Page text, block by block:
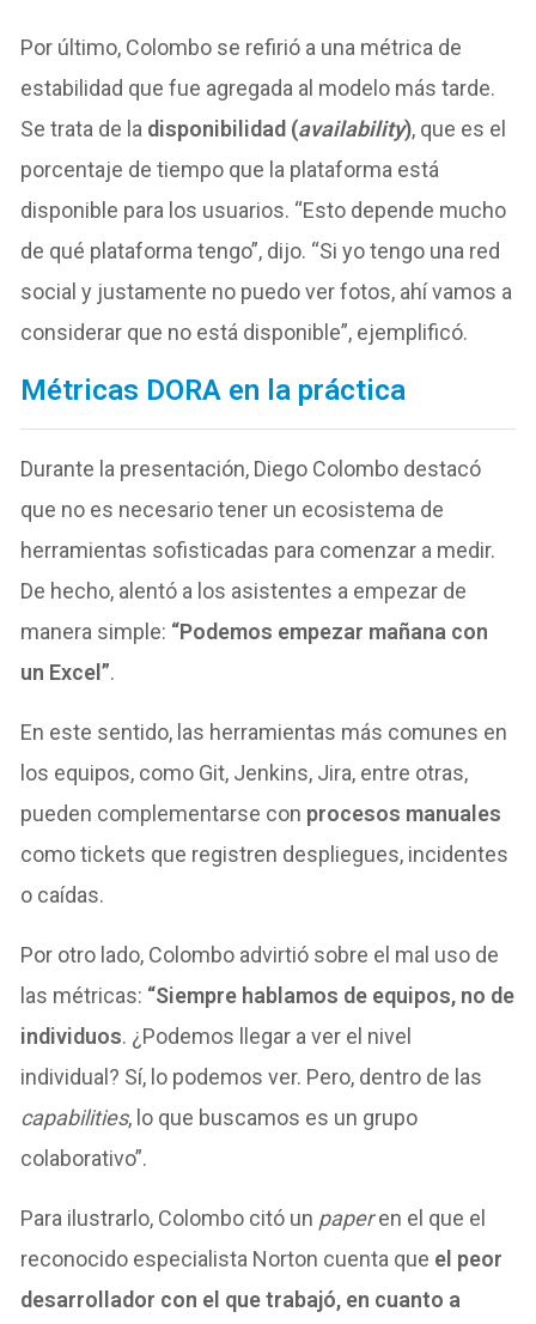
Por último, Colombo se refirió a una métrica de
estabilidad que fue agregada al modelo más tarde.
Se trata de la disponibilidad (availability), que es el
porcentaje de tiempo que la plataforma está
disponible para los usuarios. “Esto depende mucho
de qué plataforma tengo”, dijo. “Si yo tengo una red
social y justamente no puedo ver fotos, ahí vamos a
considerar que no está disponible”, ejemplificó.
Métricas DORA en la práctica
Durante la presentación, Diego Colombo destacó
que no es necesario tener un ecosistema de
herramientas sofisticadas para comenzar a medir.
De hecho, alentó a los asistentes a empezar de
manera simple: “Podemos empezar mañana con
un Excel”.
En este sentido, las herramientas más comunes en
los equipos, como Git, Jenkins, Jira, entre otras,
pueden complementarse con procesos manuales
como tickets que registren despliegues, incidentes
o caídas.
Por otro lado, Colombo advirtió sobre el mal uso de
las métricas: “Siempre hablamos de equipos, no de
individuos. ¿Podemos llegar a ver el nivel
individual? Sí, lo podemos ver. Pero, dentro de las
capabilities, lo que buscamos es un grupo
colaborativo”.
Para ilustrarlo, Colombo citó un paperen el que el
reconocido especialista Norton cuenta que el peor
desarrollador con el que trabajó, en cuanto a